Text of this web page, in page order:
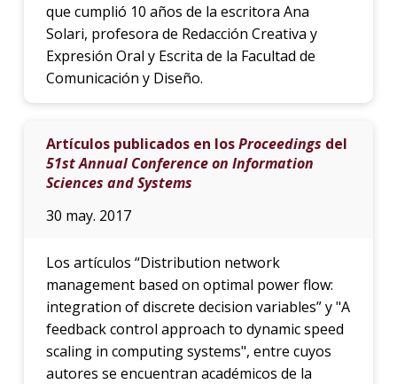
que cumplió 10 años de la escritora Ana
Solari, profesora de Redacción Creativa y
Expresión Oral y Escrita de la Facultad de
Comunicación y Diseño.
Artículos publicados en losProceedings del
51st Annual Conference on Information
Sciences and Systems
30 may. 2017
Los artículos “Distribution network
management based on optimal power flow:
integration of discrete decision variables” y "A
feedback control approach to dynamic speed
scaling in computing systems", entre cuyos
autores se encuentran académicos de la